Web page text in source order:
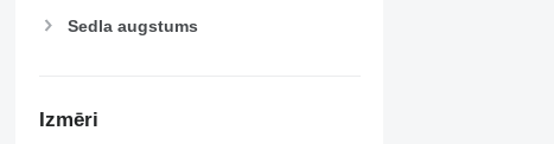
Sedla augstums
Izmēri